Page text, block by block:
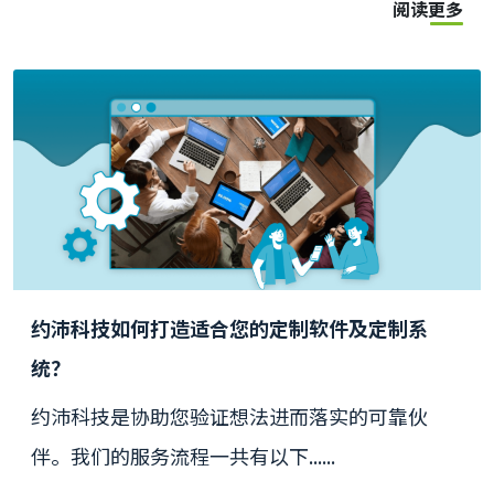
阅读更多
约沛科技如何打造适合您的定制软件及定制系
统？
约沛科技是协助您验证想法进而落实的可靠伙
伴。我们的服务流程一共有以下......